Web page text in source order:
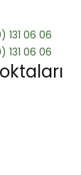
131 06 06
131 06 06